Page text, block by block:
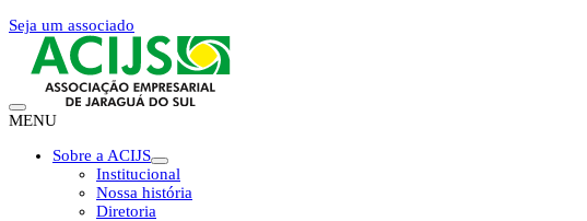
Seja um associado
MENU
Sobre a ACIJS
Institucional
Nossa história
Diretoria